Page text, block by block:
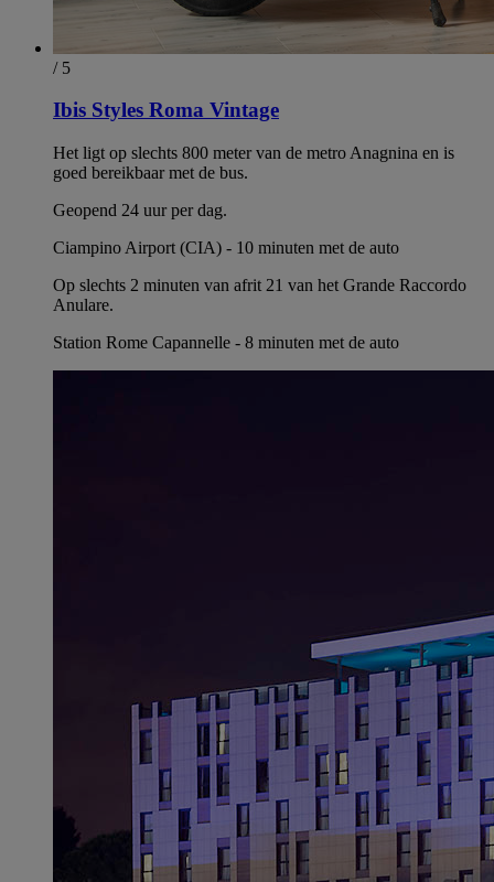
/ 5
Ibis Styles Roma Vintage
Het ligt op slechts 800 meter van de metro Anagnina en is
goed bereikbaar met de bus.
Geopend 24 uur per dag.
Ciampino Airport (CIA) - 10 minuten met de auto
Op slechts 2 minuten van afrit 21 van het Grande Raccordo
Anulare.
Station Rome Capannelle - 8 minuten met de auto